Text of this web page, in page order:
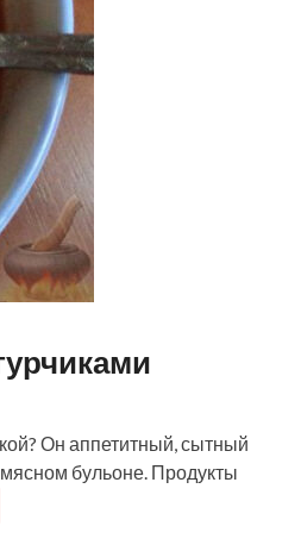
Он аппетитный, сытный
бульоне. Продукты